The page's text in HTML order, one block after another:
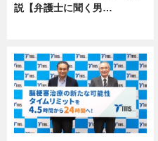
説【弁護士に聞く男…